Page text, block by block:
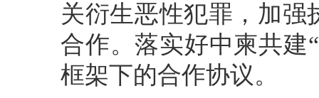
关衍生恶性犯罪，加强
合作。落实好中柬共建
框架下的合作协议。